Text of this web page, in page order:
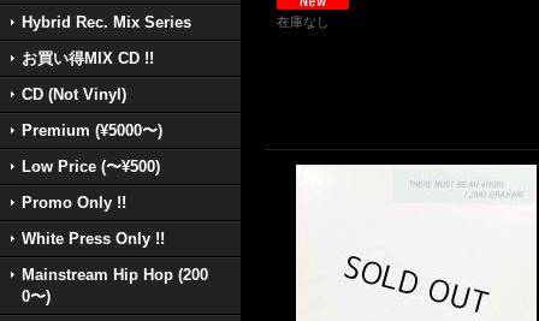
Hybrid Rec. Mix Series
お買い得MIX CD !!
CD (Not Vinyl)
Premium (¥5000〜)
Low Price (〜¥500)
Promo Only !!
White Press Only !!
Mainstream Hip Hop (200
0〜)
在庫なし